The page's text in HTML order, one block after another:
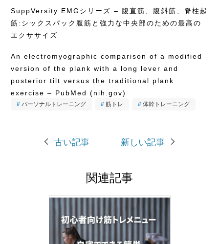
SuppVersity EMGシリーズ – 腹直筋、腹斜筋、脊柱起
筋:シックスパック腹筋と強力な中央部のための最高の
エクササイズ
An electromyographic comparison of a modified
version of the plank with a long lever and
posterior tilt versus the traditional plank
exercise – PubMed (nih.gov)
パーソナルトレーニング 筋トレ 体幹トレーニング
古い記事 新しい記事
関連記事